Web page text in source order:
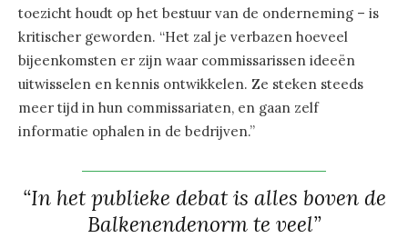
toezicht houdt op het bestuur van de onderneming – is
kritischer geworden. “Het zal je verbazen hoeveel
bijeenkomsten er zijn waar commissarissen ideeën
uitwisselen en kennis ontwikkelen. Ze steken steeds
meer tijd in hun commissariaten, en gaan zelf
informatie ophalen in de bedrijven.”
“In het publieke debat is alles boven de
Balkenendenorm te veel”